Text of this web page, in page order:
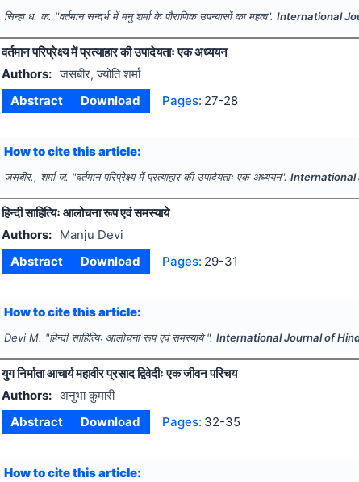
सिन्हा ध. क. "वर्तमान सन्दर्भ में मनु शर्मा के पौराणिक उपन्यासों का महत्व".International
वर्तमान परिप्रेक्ष्य में प्रत्याहार की उपादेयताः एक अध्ययन
Authors: जसबीर, ज्योति शर्मा
Abstract
Download Pages: 27-28
How to cite this article:
जसबीर., शर्मा ज. "वर्तमान परिप्रेक्ष्य में प्रत्याहार की उपादेयताः एक अध्ययन".International
हिन्दी साहित्यिः आलोचना रूप एवं समस्याये
Authors:
Manju Devi
Abstract
Download Pages: 29-31
How to cite this article:
Devi M. "हिन्दी साहित्यिः आलोचना रूप एवं समस्याये ".International Journal of
युग निर्माता आचार्य महावीर प्रसाद द्विवेदीः एक जीवन परिचय
Authors: अनुभा कुमारी
Abstract
Download Pages: 32-35
How to cite this article: